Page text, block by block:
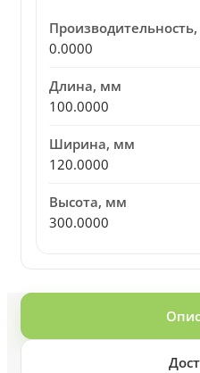
0.0000
Длина, мм
100.0000
Ширина, мм
120.0000
Высота, мм
300.0000